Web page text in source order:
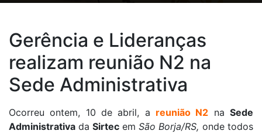
Gerência e Lideranças
realizam reunião N2 na
Sede Administrativa
Ocorreu ontem, 10 de abril, a reunião N2 naSede
Administrativa da SirtecemSão Borja/RS, onde todos